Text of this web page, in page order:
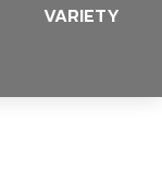
VARIETY